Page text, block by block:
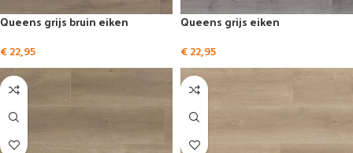
Queens grijs bruin eiken
€22,95
Queens grijs eiken
€22,95